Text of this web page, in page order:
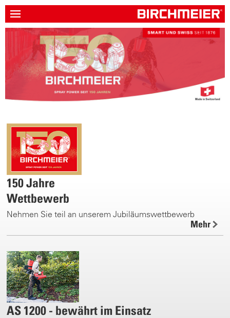
150 Jahre
Wettbewerb
Nehmen Sie teil an unserem Jubiläumswettbewerb
Mehr
AS 1200 - bewährt im Einsatz